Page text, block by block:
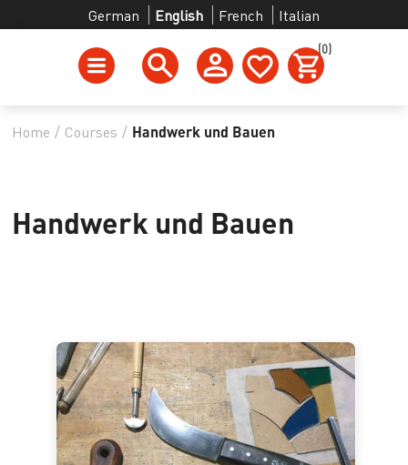
German English French Italian
(0)
Home / Courses / Handwerk und Bauen
Handwerk und Bauen